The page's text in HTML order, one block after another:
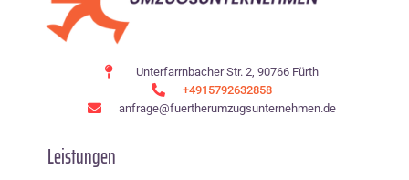
Unterfarrnbacher Str. 2, 90766 Fürth
+4915792632858
anfrage@fuertherumzugsunternehmen.de
Leistungen